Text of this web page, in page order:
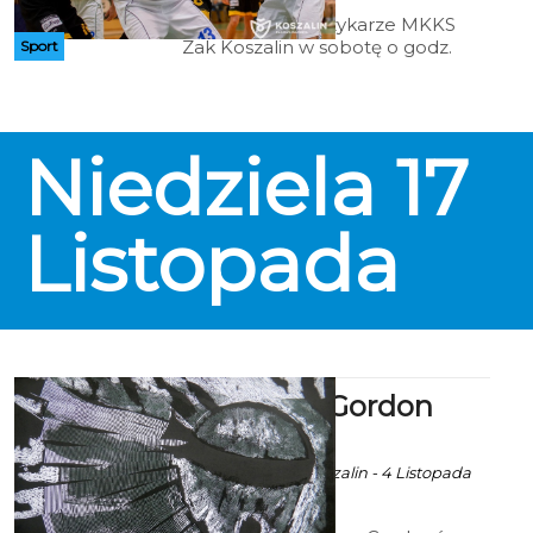
Sport
Drugoligowi koszykarze MKKS
Zak Koszalin w sobotę o godz.
Niedziela 17
Listopada
Wystawa: Gordon
ekoszalin POLECA
Ala za Muzeum Koszalin - 4 Listopada
2019 godz. 6:03